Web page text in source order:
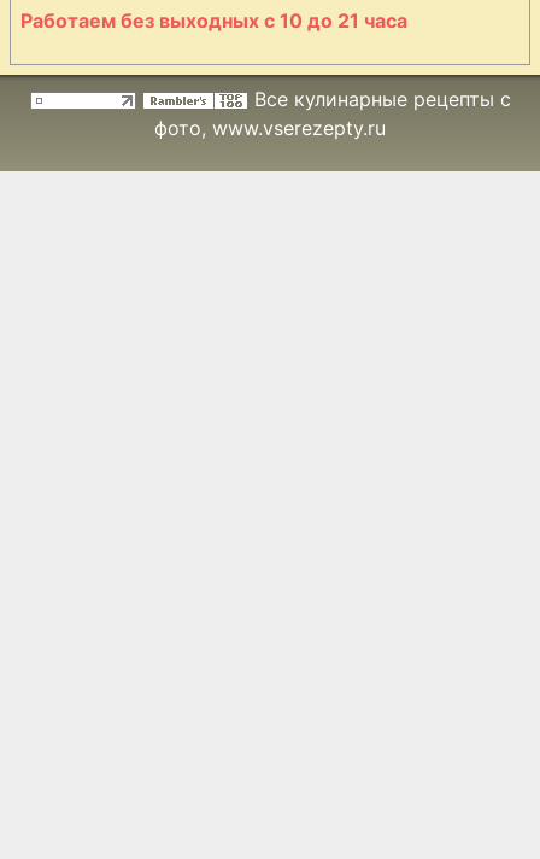
Работаем без выходных с 10 до 21 часа
Все кулинарные рецепты с
фото, www.vserezepty.ru